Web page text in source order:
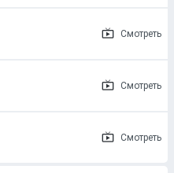
Смотреть
Смотреть
Смотреть